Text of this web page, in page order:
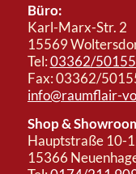
Büro:
Karl-Marx-Str. 2
15569
Tel:03362/
Fax: 03362/
info@raumflair-
Shop &
Hauptstraße 10-
15366